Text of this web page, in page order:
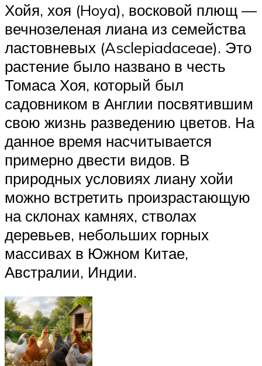
Хойя, хоя (Hoya), восковой плющ —
вечнозеленая лиана из семейства
ластовневых (Asclepiadaceae). Это
растение было названо в честь
Томаса Хоя, который был
садовником в Англии посвятившим
свою жизнь разведению цветов. На
данное время насчитывается
примерно двести видов. В
природных условиях лиану хойи
можно встретить произрастающую
на склонах камнях, стволах
деревьев, небольших горных
массивах в Южном Китае,
Австралии, Индии.